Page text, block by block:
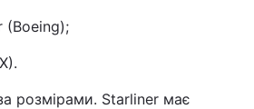
(Boeing);
розмірами. Starliner має